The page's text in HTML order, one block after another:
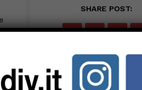
SHARE POST: